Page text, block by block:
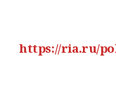
https://ria.ru/